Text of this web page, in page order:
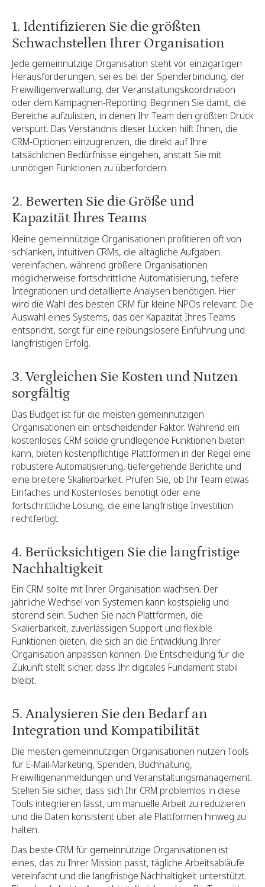
1. Identifizieren Sie die größten
Schwachstellen Ihrer Organisation
Jede gemeinnützige Organisation steht vor einzigartigen
Herausforderungen, sei es bei der Spenderbindung, der
Freiwilligenverwaltung, der Veranstaltungskoordination
oder dem Kampagnen-Reporting. Beginnen Sie damit, die
Bereiche aufzulisten, in denen Ihr Team den größten Druck
verspürt. Das Verständnis dieser Lücken hilft Ihnen, die
CRM-Optionen einzugrenzen, die direkt auf Ihre
tatsächlichen Bedürfnisse eingehen, anstatt Sie mit
unnötigen Funktionen zu überfordern.
2. Bewerten Sie die Größe und
Kapazität Ihres Teams
Kleine gemeinnützige Organisationen profitieren oft von
schlanken, intuitiven CRMs, die alltägliche Aufgaben
vereinfachen, während größere Organisationen
möglicherweise fortschrittliche Automatisierung, tiefere
Integrationen und detaillierte Analysen benötigen. Hier
wird die Wahl des besten CRM für kleine NPOs relevant. Die
Auswahl eines Systems, das der Kapazität Ihres Teams
entspricht, sorgt für eine reibungslosere Einführung und
langfristigen Erfolg.
3. Vergleichen Sie Kosten und Nutzen
sorgfältig
Das Budget ist für die meisten gemeinnützigen
Organisationen ein entscheidender Faktor. Während ein
kostenloses CRM solide grundlegende Funktionen bieten
kann, bieten kostenpflichtige Plattformen in der Regel eine
robustere Automatisierung, tiefergehende Berichte und
eine breitere Skalierbarkeit. Prüfen Sie, ob Ihr Team etwas
Einfaches und Kostenloses benötigt oder eine
fortschrittliche Lösung, die eine langfristige Investition
rechtfertigt.
4. Berücksichtigen Sie die langfristige
Nachhaltigkeit
Ein CRM sollte mit Ihrer Organisation wachsen. Der
jährliche Wechsel von Systemen kann kostspielig und
störend sein. Suchen Sie nach Plattformen, die
Skalierbarkeit, zuverlässigen Support und flexible
Funktionen bieten, die sich an die Entwicklung Ihrer
Organisation anpassen können. Die Entscheidung für die
Zukunft stellt sicher, dass Ihr digitales Fundament stabil
bleibt.
5. Analysieren Sie den Bedarf an
Integration und Kompatibilität
Die meisten gemeinnützigen Organisationen nutzen Tools
für E-Mail-Marketing, Spenden, Buchhaltung,
Freiwilligenanmeldungen und Veranstaltungsmanagement.
Stellen Sie sicher, dass sich Ihr CRM problemlos in diese
Tools integrieren lässt, um manuelle Arbeit zu reduzieren
und die Daten konsistent über alle Plattformen hinweg zu
halten.
Das beste CRM für gemeinnützige Organisationen ist
eines, das zu Ihrer Mission passt, tägliche Arbeitsabläufe
vereinfacht und die langfristige Nachhaltigkeit unterstützt.